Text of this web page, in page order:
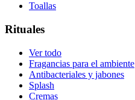
Toallas
Rituales
Ver todo
Fragancias para el ambiente
Antibacteriales y jabones
Splash
Cremas